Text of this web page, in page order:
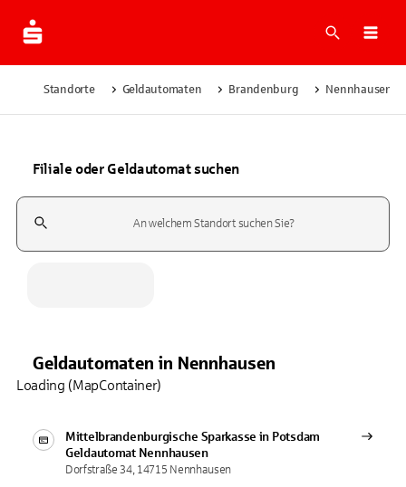
Suche
Standorte Geldautomaten Brandenburg Nennhausen
Filiale oder Geldautomat suchen
Suchfeld
Geldautomaten in Nennhausen
Mittelbrandenburgische Sparkasse in Potsdam
Geldautomat Nennhausen
Dorfstraße 34, 14715 Nennhausen
Loading (MapContainer)